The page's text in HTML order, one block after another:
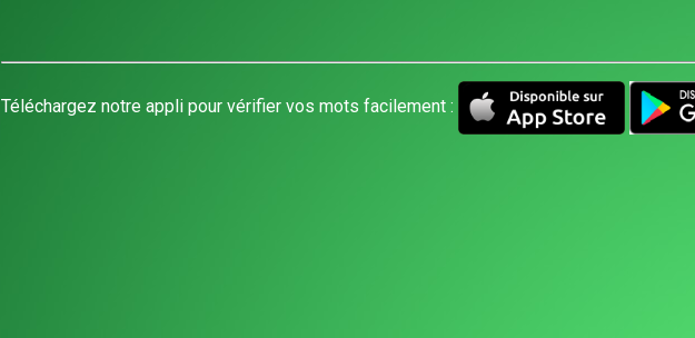
Téléchargez notre appli pour vérifier vos mots facilement :